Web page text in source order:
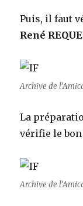
Puis, il faut
René
Archive de
La
vérifie le
Archive de